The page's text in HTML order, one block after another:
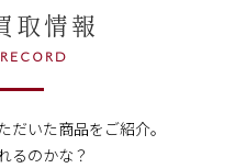
取情報
だいた商品をご紹介。
るのかな？